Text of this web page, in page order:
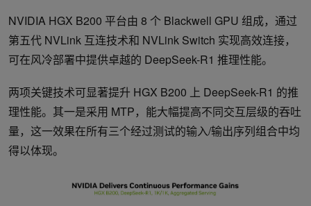
NVIDIA HGX B200 平台由 8 个 Blackwell GPU 组成，通过
第五代 NVLink 互连技术和 NVLink Switch 实现高效连接，
可在风冷部署中提供卓越的 DeepSeek-R1 推理性能。
两项关键技术可显著提升 HGX B200 上 DeepSeek-R1 的推
理性能。其一是采用 MTP，能大幅提高不同交互层级的吞吐
量，这一效果在所有三个经过测试的输入/输出序列组合中均
得以体现。